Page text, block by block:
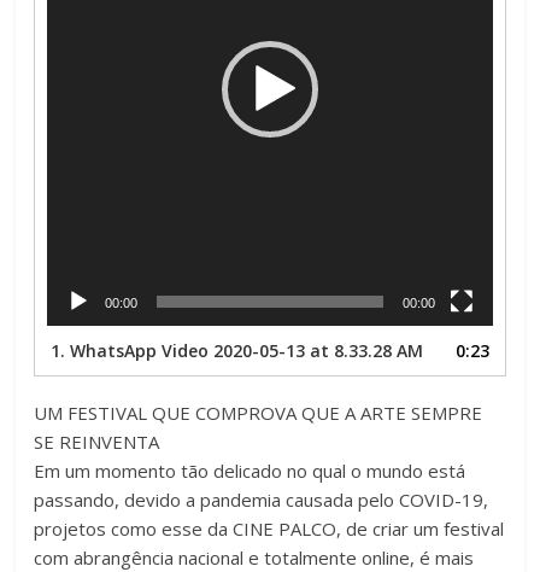
00:00 00:00
1.WhatsApp Video 2020-05-13 at 8.33.28 AM 0:23
UM FESTIVAL QUE COMPROVA QUE A ARTE SEMPRE
SE REINVENTA
Em um momento tão delicado no qual o mundo está
passando, devido a pandemia causada pelo COVID-19,
projetos como esse da CINE PALCO, de criar um festival
com abrangência nacional e totalmente online, é mais